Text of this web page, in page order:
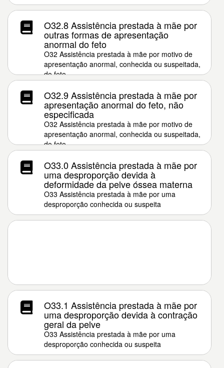
O32.8 Assistência prestada à mãe por
outras formas de apresentação
anormal do feto
O32 Assistência prestada à mãe por motivo de
apresentação anormal, conhecida ou suspeitada,
do feto
O32.9 Assistência prestada à mãe por
apresentação anormal do feto, não
especificada
O32 Assistência prestada à mãe por motivo de
apresentação anormal, conhecida ou suspeitada,
do feto
O33.0 Assistência prestada à mãe por
uma desproporção devida à
deformidade da pelve óssea materna
O33 Assistência prestada à mãe por uma
desproporção conhecida ou suspeita
O33.1 Assistência prestada à mãe por
uma desproporção devida à contração
geral da pelve
O33 Assistência prestada à mãe por uma
desproporção conhecida ou suspeita